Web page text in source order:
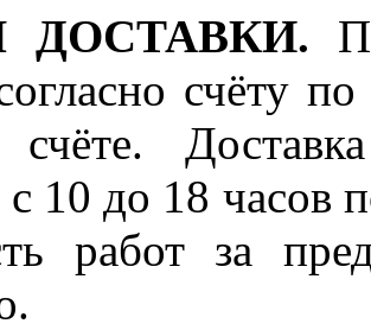
ДОСТАВКИ.
счёту
10 до 18 часов
работ за